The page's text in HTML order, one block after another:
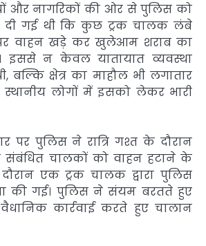
और नागरिकों की ओर से पुलिस को
दी गई थी कि कुछ ट्रक चालक लंबे
वाहन खड़े कर खुलेआम शराब का
न केवल यातायात व्यवस्था
बल्कि क्षेत्र का माहौल भी लगातार
स्थानीय लोगों में इसको लेकर भारी
पर पुलिस ने रात्रि गश्त के दौरान
चालकों को वाहन हटाने के
दौरान एक ट्रक चालक द्वारा पुलिस
की गई। पुलिस ने संयम बरतते हुए
कार्रवाई करते हुए चालान